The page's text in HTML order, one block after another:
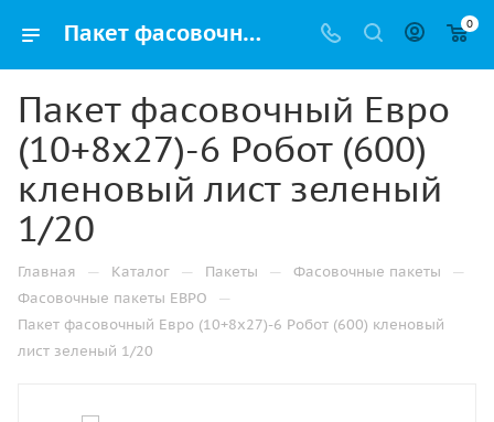
Пакет фасовочный Евро (10+8х27)-6 Робот (600) кленовый лист зеленый 1/20 купить в Набережных Челнах с доставкой оптом и в розницу 0
Пакет фасовочный Евро
(10+8х27)-6 Робот (600)
кленовый лист зеленый
1/20
Главная — Каталог — Пакеты — Фасовочные пакеты —
Фасовочные пакеты ЕВРО —
Пакет фасовочный Евро (10+8х27)-6 Робот (600) кленовый
лист зеленый 1/20